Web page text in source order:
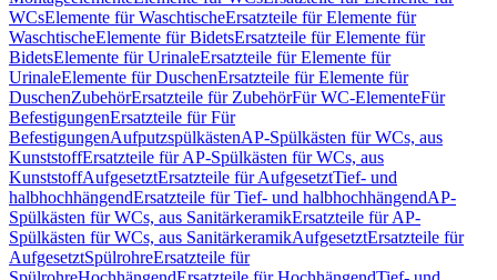
WCsElemente für WaschtischeErsatzteile für Elemente für
WaschtischeElemente für BidetsErsatzteile für Elemente für
BidetsElemente für UrinaleErsatzteile für Elemente für
UrinaleElemente für DuschenErsatzteile für Elemente für
DuschenZubehörErsatzteile für ZubehörFür WC-ElementeFür
BefestigungenErsatzteile für Für
BefestigungenAufputzspülkästenAP-Spülkästen für WCs, aus
KunststoffErsatzteile für AP-Spülkästen für WCs, aus
KunststoffAufgesetztErsatzteile für AufgesetztTief- und
halbhochhängendErsatzteile für Tief- und halbhochhängendAP-
Spülkästen für WCs, aus SanitärkeramikErsatzteile für AP-
Spülkästen für WCs, aus SanitärkeramikAufgesetztErsatzteile für
AufgesetztSpülrohreErsatzteile für